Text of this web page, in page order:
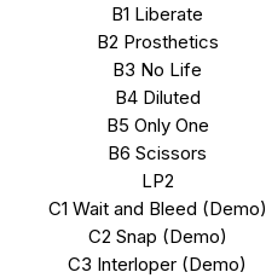
B1 Liberate
B2 Prosthetics
B3 No Life
B4 Diluted
B5 Only One
B6 Scissors
LP2
C1 Wait and Bleed (Demo)
C2 Snap (Demo)
C3 Interloper (Demo)